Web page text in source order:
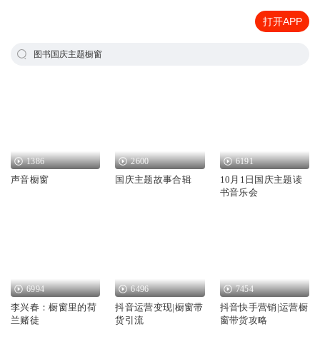
打开APP
图书国庆主题橱窗
1386
声音橱窗
2600
国庆主题故事合辑
6191
10月1日国庆主题读
书音乐会
6994
李兴春：橱窗里的荷
兰赌徒
6496
抖音运营变现|橱窗带
货引流
7454
抖音快手营销|运营橱
窗带货攻略